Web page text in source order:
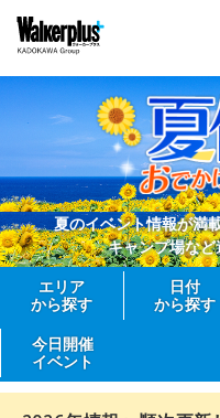
夏のイベント情報が満
キャンプ場な
エリア
から探す
日付
から探す
今日開催
イベント